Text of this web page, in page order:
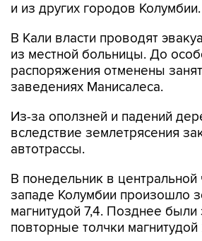
Купить подписку на
Получать оперативные
канале
НОВОСТИ ПО ТЕМЕ
10 августа 19:08
В Колумбии жертвами